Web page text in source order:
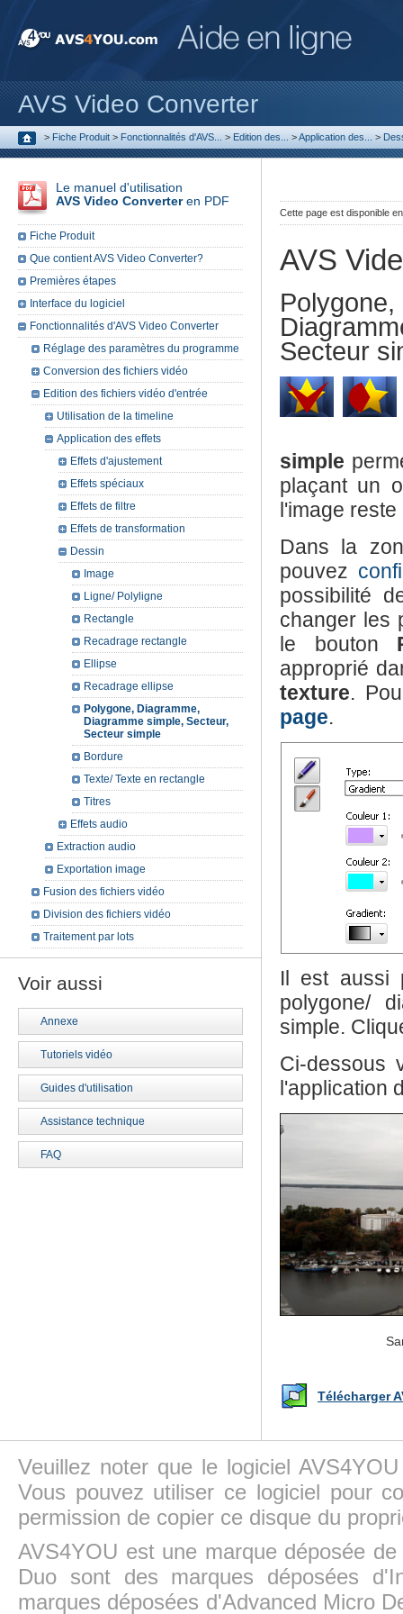
AVS Video Converter
> Fiche Produit > Fonctionnalités d'AVS... > Edition des... >Application des... >
Cette page est disponible
AVS
Secteur
simple
plaçant un
l'image reste
Dans la
pouvez
possibilité
changer les
le bouton
approprié
texture.
page.
Il est aussi
polygone/
simple.
Ci-dessous
l'application
Télécharger
Le manuel d'utilisation
AVS Video Converteren PDF
Fiche Produit
Que contient AVS Video Converter?
Premières étapes
Interface du logiciel
Fonctionnalités d'AVS Video Converter
Réglage des paramètres du programme
Conversion des fichiers vidéo
Edition des fichiers vidéo d'entrée
Utilisation de la timeline
Application des effets
Effets d'ajustement
Effets spéciaux
Effets de filtre
Effets de transformation
Dessin
Image
Ligne/ Polyligne
Rectangle
Recadrage rectangle
Ellipse
Recadrage ellipse
Polygone, Diagramme,
Diagramme simple, Secteur,
Secteur simple
Bordure
Texte/ Texte en rectangle
Titres
Effets audio
Extraction audio
Exportation image
Fusion des fichiers vidéo
Division des fichiers vidéo
Traitement par lots
Voir aussi
Annexe
Tutoriels vidéo
Guides d'utilisation
Assistance technique
FAQ
Veuillez noter que le logiciel
Vous pouvez utiliser ce logiciel pour
permission de copier ce disque du
AVS4YOU est une marque déposée
Duo sont des marques déposées
marques déposées d'Advanced Micro